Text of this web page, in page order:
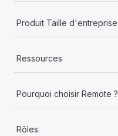
Produit Taille d'entreprise
Ressources
Pourquoi choisir Remote ?
Rôles